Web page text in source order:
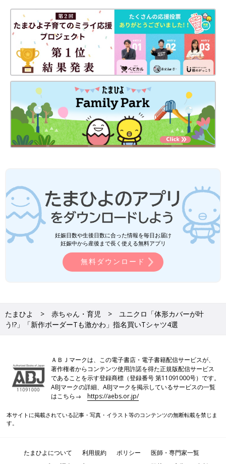
妊娠日数や生後日数に合った情報を毎日お届け
妊娠中から産後まで長く使える無料アプリ
無料ダウンロード
たまひよ 赤ちゃん・育児
ユニクロ「体形カバーが叶
う!?」「新作ボーダーTも激かわ」指名買いTシャツ4選
ＡＢＪマークは、この電子書店・電子書籍配信サービスが、
著作権者からコンテンツ使用許諾を得た正規版配信サービス
であることを示す登録商標（登録番号 第11091000号）です。
ABJマークの詳細、ABJマークを掲示しているサービスの一覧
はこちら→https://aebs.or.jp/
本サイトに掲載されている記事・写真・イラスト等のコンテンツの無断転載を禁じま
す。
たまひよについて 利用規約 ポリシー
医師・専門家一覧